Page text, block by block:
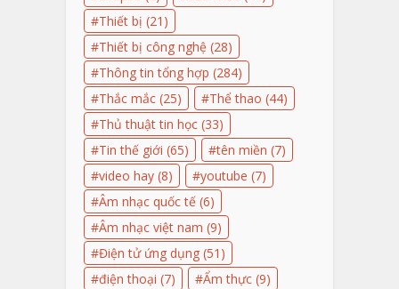
Thiết bị (21)
Thiết bị công nghệ (28)
Thông tin tổng hợp (284)
Thắc mắc (25) Thể thao (44)
Thủ thuật tin học (33)
Tin thế giới (65) tên miền (7)
video hay (8) youtube (7)
Âm nhạc quốc tế (6)
Âm nhạc việt nam (9)
Điện tử ứng dụng (51)
điện thoại (7) Ẩm thực (9)